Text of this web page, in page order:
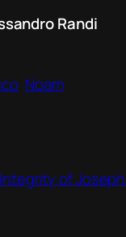
Randi
Noam
of